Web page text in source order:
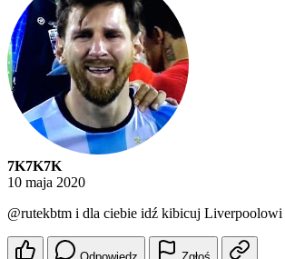
7K7K7K
10 maja 2020
@rutekbtm i dla ciebie idź kibicuj Liverpoolowi